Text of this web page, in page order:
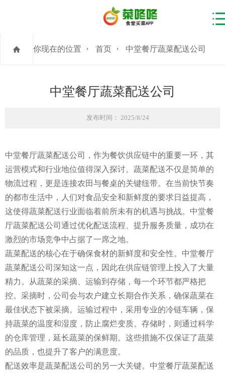
你现在的位置 首页 中堂餐厅蔬菜配送公司
中堂餐厅蔬菜配送公司
发布时间： 2025/8/24
中堂餐厅蔬菜配送公司，作为餐饮供应链中的重要一环，其
运营模式和行业地位值得深入探讨。蔬菜配送不仅是简单的
物流过程，更是连接农田与餐桌的关键纽带。在当前快节奏
的都市生活中，人们对食品安全和新鲜度的要求日益提高，
这使得蔬菜配送行业面临着前所未有的机遇与挑战。中堂餐
厅蔬菜配送公司通过优化配送流程、提升服务质量，成功在
激烈的市场竞争中占据了一席之地。
蔬菜配送的核心在于确保食材的新鲜度和安全性。中堂餐厅
蔬菜配送公司深知这一点，因此在供应链管理上投入了大量
精力。从蔬菜的采摘、运输到存储，每一个环节都严格把
控。采摘时，公司会与农户建立长期合作关系，确保蔬菜在
最佳状态下被采摘。运输过程中，采用专业的冷链车辆，保
持蔬菜的温度和湿度，防止腐烂变质。存储时，则通过科学
的仓库管理，延长蔬菜的保鲜期。这些措施不仅保证了蔬菜
的品质，也提升了客户的满意度。
配送效率是蔬菜配送公司的另一大关键。中堂餐厅蔬菜配送